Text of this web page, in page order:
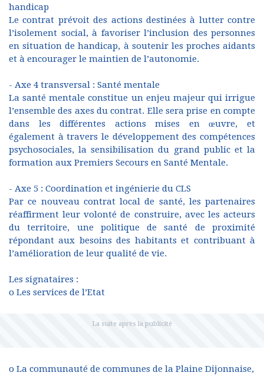
handicap
Le contrat prévoit des actions destinées à lutter contre
l’isolement social, à favoriser l’inclusion des personnes
en situation de handicap, à soutenir les proches aidants
et à encourager le maintien de l’autonomie.
- Axe 4 transversal : Santé mentale
La santé mentale constitue un enjeu majeur qui irrigue
l’ensemble des axes du contrat. Elle sera prise en compte
dans les différentes actions mises en œuvre, et
également à travers le développement des compétences
psychosociales, la sensibilisation du grand public et la
formation aux Premiers Secours en Santé Mentale.
- Axe 5 : Coordination et ingénierie du CLS
Par ce nouveau contrat local de santé, les partenaires
réaffirment leur volonté de construire, avec les acteurs
du territoire, une politique de santé de proximité
répondant aux besoins des habitants et contribuant à
l’amélioration de leur qualité de vie.
Les signataires :
o Les services de l’Etat
o La communauté de communes de la Plaine Dijonnaise,